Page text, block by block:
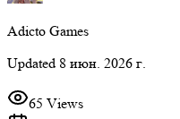
Adicto Games
Updated 8 июн. 2026 г.
65 Views